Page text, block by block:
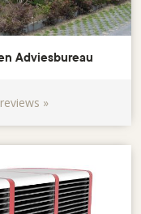
Adviesbureau
»